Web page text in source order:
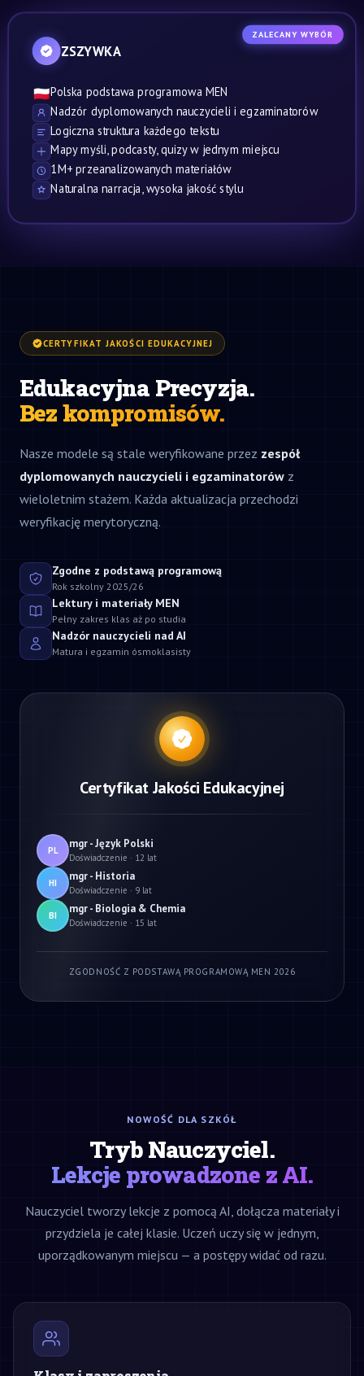
ZALECANY WYBÓR
ZSZYWKA
🇵🇱Polska podstawa programowa MEN
Nadzór dyplomowanych nauczycieli i egzaminatorów
Logiczna struktura każdego tekstu
Mapy myśli, podcasty, quizy w jednym miejscu
1M+ przeanalizowanych materiałów
Naturalna narracja, wysoka jakość stylu
CERTYFIKAT JAKOŚCI EDUKACYJNEJ
Edukacyjna Precyzja.
Bez kompromisów.
Nasze modele są stale weryfikowane przez zespół
dyplomowanych nauczycieli i egzaminatorów z
wieloletnim stażem. Każda aktualizacja przechodzi
weryfikację merytoryczną.
Zgodne z podstawą programową
Rok szkolny 2025/26
Lektury i materiały MEN
Pełny zakres klas aż po studia
Nadzór nauczycieli nad AI
Matura i egzamin ósmoklasisty
Certyfikat Jakości Edukacyjnej
PL mgr - Język Polski
Doświadczenie · 12 lat
HI mgr - Historia
Doświadczenie · 9 lat
BI mgr - Biologia & Chemia
Doświadczenie · 15 lat
ZGODNOŚĆ Z PODSTAWĄ PROGRAMOWĄ MEN 2026
NOWOŚĆ DLA SZKÓŁ
Tryb Nauczyciel.
Lekcje prowadzone z AI.
Nauczyciel tworzy lekcje z pomocą AI, dołącza materiały i
przydziela je całej klasie. Uczeń uczy się w jednym,
uporządkowanym miejscu — a postępy widać od razu.